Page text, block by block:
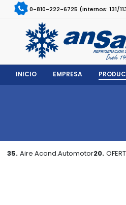
0-810-222-6725 (Internos: 131/
INICIO EMPRESA
35. Aire Acond.Automotor20.